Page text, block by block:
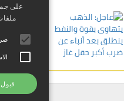
عاجل:
والنفط
أكبر حقل
على